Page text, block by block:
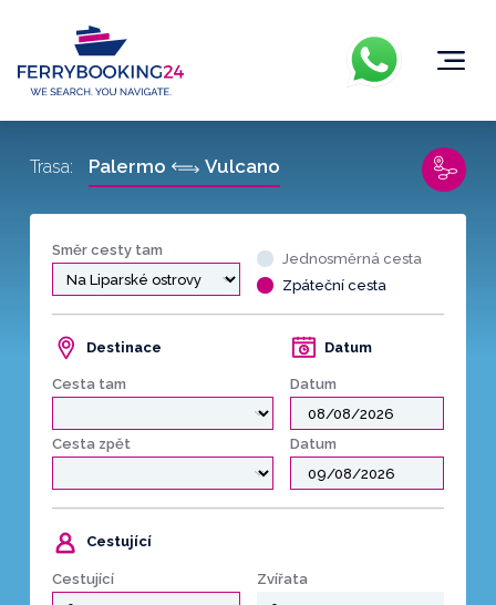
Směr cesty tam
Jednosměrná cesta
Zpáteční cesta
Destinace
Cesta tam
Datum
Datum
Cesta zpět Datum
Cestující
Cestující Zvířata
Trasa: Palermo Vulcano